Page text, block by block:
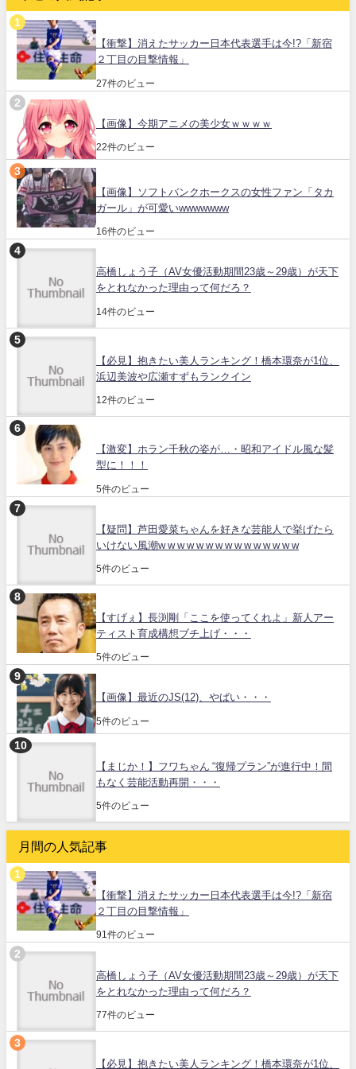
【衝撃】消えたサッカー日本代表選手は今!?「新宿
２丁目の目撃情報」
27件のビュー
【画像】今期アニメの美少女ｗｗｗｗ
22件のビュー
【画像】ソフトバンクホークスの女性ファン「タカ
ガール」が可愛いwwwwwww
16件のビュー
高橋しょう子（AV女優活動期間23歳～29歳）が天下
をとれなかった理由って何だろ？
14件のビュー
【必見】抱きたい美人ランキング！橋本環奈が1位、
浜辺美波や広瀬すずもランクイン
12件のビュー
【激変】ホラン千秋の姿が…・昭和アイドル風な髪
型に！！！
5件のビュー
【疑問】芦田愛菜ちゃんを好きな芸能人で挙げたら
いけない風潮w w w w w w w w w w w w w w w
5件のビュー
【すげぇ】長渕剛「ここを使ってくれよ」新人アー
ティスト育成構想ブチ上げ・・・
5件のビュー
【画像】最近のJS(12)、やばい・・・
5件のビュー
【まじか！】フワちゃん “復帰プラン”が進行中！間
もなく芸能活動再開・・・
5件のビュー
月間の人気記事
【衝撃】消えたサッカー日本代表選手は今!?「新宿
２丁目の目撃情報」
91件のビュー
高橋しょう子（AV女優活動期間23歳～29歳）が天下
をとれなかった理由って何だろ？
77件のビュー
【必見】抱きたい美人ランキング！橋本環奈が1位、